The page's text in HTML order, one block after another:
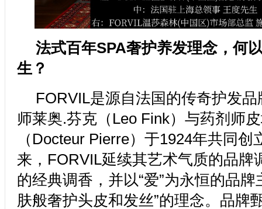
法式百年SPA奢护养发理念，何
生？
FORVIL是源自法国的传奇护发
师莱奥.芬克（Leo Fink）与药剂师
（Docteur Pierre）于1924年共同创
来，FORVIL延续其艺术气质的品牌
的经典调香，并以“爱”为永恒的品牌
肤般奢护头皮和发丝”的理念。品牌